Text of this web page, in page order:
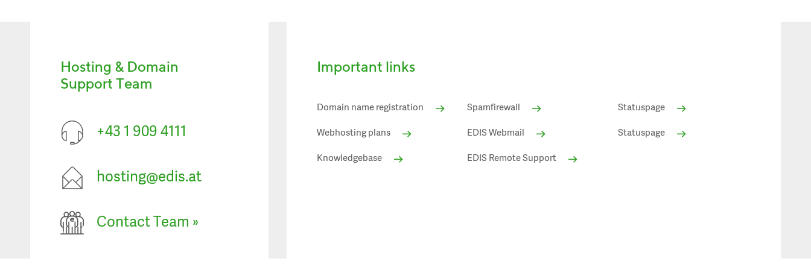
Hosting & Domain
Support Team
+43 1 909 4111
hosting@edis.at
Contact Team »
Important links
Domain name registration
Webhosting plans
Knowledgebase
Spamfirewall
EDIS Webmail
EDIS Remote Support
Statuspage
Statuspage